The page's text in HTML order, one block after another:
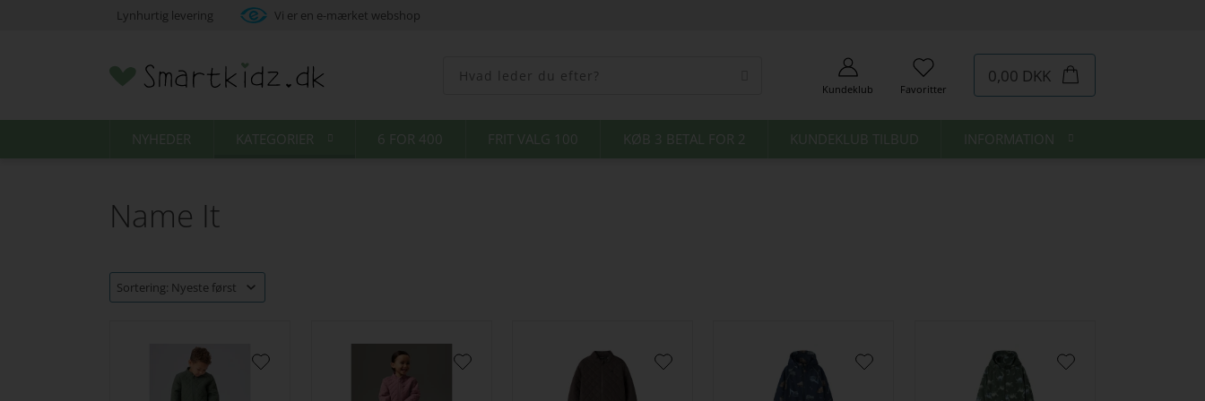
Lynhurtig levering Vi er en e-mærket webshop
Kundeklub Favoritter
0,00 DKK
NYHEDER KATEGORIER 6 FOR 400 FRIT VALG 100 KØB 3 BETAL FOR 2 KUNDEKLUB TILBUD INFORMATION
Name It